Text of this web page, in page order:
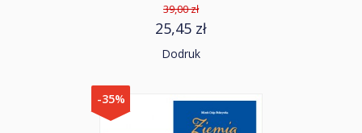
39,00 zł
25,45 zł
Dodruk
-35%